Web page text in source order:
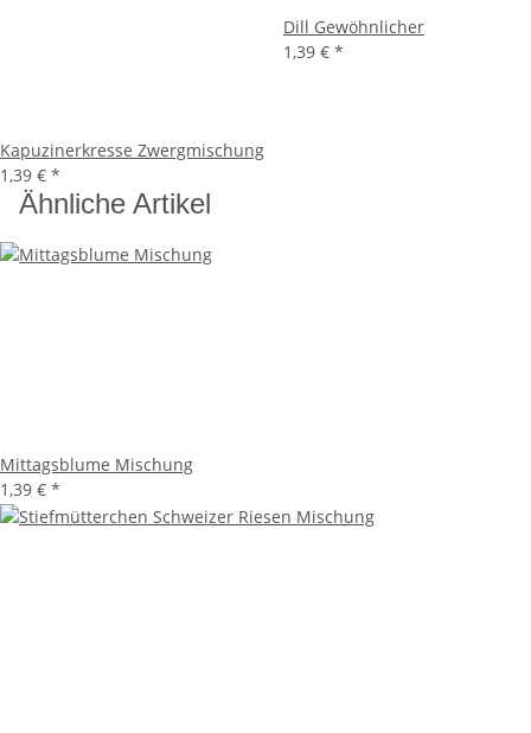
Kapuzinerkresse Zwergmischung
1,39 € *
Dill Gewöhnlicher
1,39 € *
Ähnliche Artikel
Mittagsblume Mischung
1,39 € *